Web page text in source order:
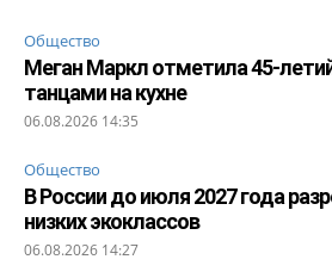
Общество
Меган Маркл отметила 45-
танцами на кухне
06.08.2026 14:35
Общество
В России до июля 2027 года
низких экоклассов
06.08.2026 14:27